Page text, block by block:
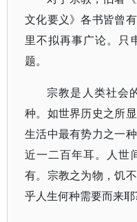
文化要义》各书皆曾
里不拟再事广论。只
题。
宗教是人类社会
种。如世界历史之所
生活中最有势力之一
近一二百年耳。人世
有。宗教之为物，饥
乎人生何种需要而来耶